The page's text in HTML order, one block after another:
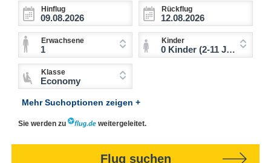
Hinflug Rückflug
Erwachsene
1
Kinder
0 Kinder (2-11 Jahre)
Klasse
Economy
Mehr Suchoptionen zeigen +
Sie werden zu weitergeleitet.
Flug suchen